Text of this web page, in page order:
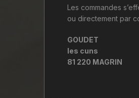
Les commandes
ou directement par
GOUDET
les cuns
81 220 MAGRIN